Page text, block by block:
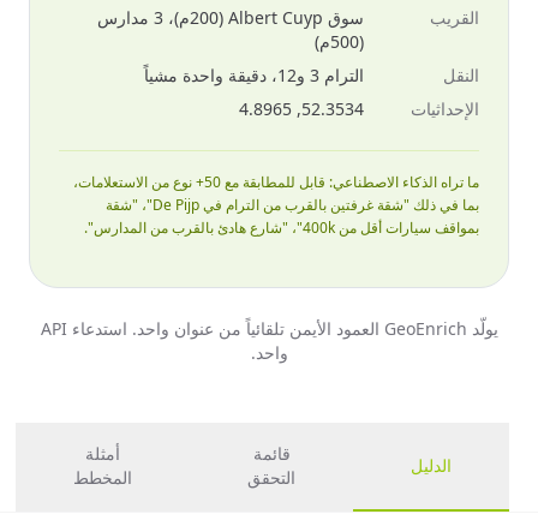
القريب
سوق Albert Cuyp (200م)، 3 مدارس
(500م)
النقل
الترام 3 و12، دقيقة واحدة مشياً
الإحداثيات
52.3534, 4.8965
ما تراه الذكاء الاصطناعي: قابل للمطابقة مع 50+ نوع من الاستعلامات،
بما في ذلك "شقة غرفتين بالقرب من الترام في De Pijp"، "شقة
بمواقف سيارات أقل من 400k"، "شارع هادئ بالقرب من المدارس".
يولّد GeoEnrich العمود الأيمن تلقائياً من عنوان واحد. استدعاء API
واحد.
الدليل
قائمة
التحقق
أمثلة
المخطط